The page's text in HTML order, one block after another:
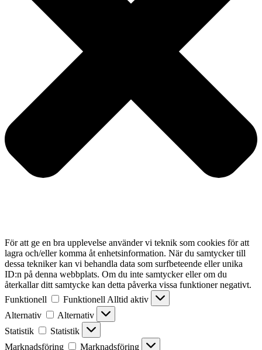
För att ge en bra upplevelse använder vi teknik som cookies för att
lagra och/eller komma åt enhetsinformation. När du samtycker till
dessa tekniker kan vi behandla data som surfbeteende eller unika
ID:n på denna webbplats. Om du inte samtycker eller om du
återkallar ditt samtycke kan detta påverka vissa funktioner negativt.
Funktionell
Funktionell Alltid aktiv
Alternativ
Alternativ
Statistik
Statistik
Marknadsföring
Marknadsföring